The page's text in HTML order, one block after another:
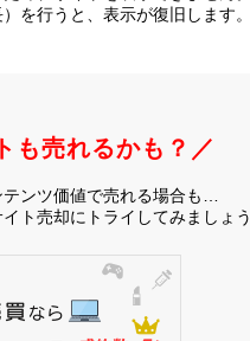
を行うと、 表示が復旧します。
も売れるかも？／
ンツ価値で売れる場合も…
ト売却にトライしてみましょう